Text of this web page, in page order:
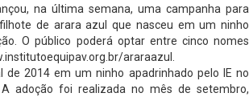
na última semana, uma campanha para
de arara azul que nasceu em um ninho
O público poderá optar entre cinco nomes
araraazul.
de 2014 em um ninho apadrinhado pelo IE no
adoção foi realizada no mês de setembro,